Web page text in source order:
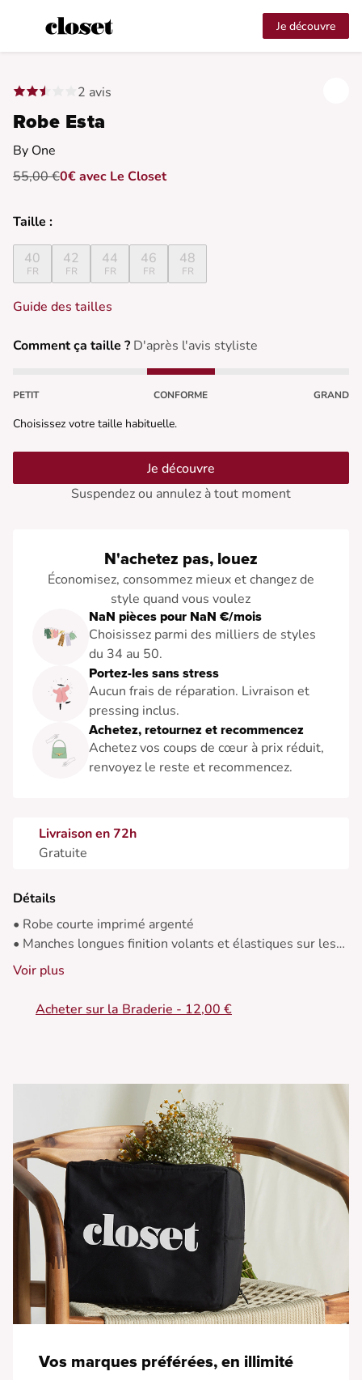
Je découvre
2 avis
Robe Esta
By One
55,00 €0€ avec Le Closet
Taille :
40
FR
42
FR
44
FR
46
FR
48
FR
Guide des tailles
Comment ça taille ? D'après l'avis styliste
PETIT CONFORME GRAND
Choisissez votre taille habituelle.
Je découvre
Suspendez ou annulez à tout moment
N'achetez pas, louez
Économisez, consommez mieux et changez de
style quand vous voulez
NaN pièces pour NaN €/mois
Choisissez parmi des milliers de styles
du 34 au 50.
Portez-les sans stress
Aucun frais de réparation. Livraison et
pressing inclus.
Achetez, retournez et recommencez
Achetez vos coups de cœur à prix réduit,
renvoyez le reste et recommencez.
Livraison en 72h
Gratuite
Détails
• Robe courte imprimé argenté
• Manches longues finition volants et élastiques sur les
poignets
• Encolure V qui met en valeur de le décolleté
• Trois plis au niveau de la poitrine créent une silhouette
Voir plus
Acheter sur la Braderie - 12,00 €
Vos marques préférées, en illimité